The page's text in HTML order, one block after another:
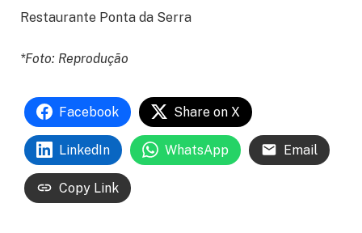
Restaurante Ponta da Serra
*Foto: Reprodução
Facebook Share on X
LinkedIn WhatsApp Email
Copy Link